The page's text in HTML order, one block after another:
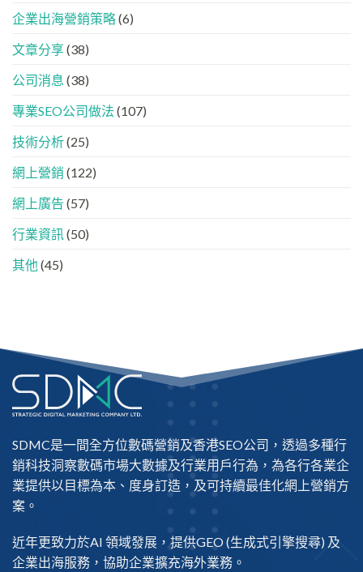
內
分
文
懂
GEO、
與
的
際
法
GEO
時
下，
牌
何
入
AI
的
「信
名
企業出海營銷策略(6)
文章分享(38)
公司消息 (38)
專業SEO公司做法 (107)
技術分析(25)
網上營銷 (122)
網上廣告 (57)
行業資訊(50)
其他 (45)
SDMC是一間全方位數碼營銷及香港SEO公司 ，透過多種行
銷科技洞察數碼市場大數據及行業用戶行為，為各行各業企
業提供以目標為本、度身訂造，及可持續最佳化網上營銷方
案。
近年更致力於AI 領域發展，提供GEO(生成式引擎搜尋) 及
企業出海服務，協助企業擴充海外業務。